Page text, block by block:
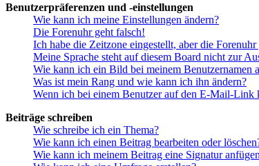
Benutzerpräferenzen und -einstellungen
Wie kann ich meine Einstellungen ändern?
Die Forenuhr geht falsch!
Ich habe die Zeitzone eingestellt, aber die
Meine Sprache steht auf diesem Board nicht zur
Wie kann ich ein Bild bei meinem Benutzernamen
Was ist mein Rang und wie kann ich ihn ändern?
Wenn ich bei einem Benutzer auf den E-Mail-
Beiträge schreiben
Wie schreibe ich ein Thema?
Wie kann ich einen Beitrag bearbeiten oder
Wie kann ich meinem Beitrag eine Signatur